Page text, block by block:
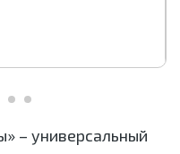
– универсальный